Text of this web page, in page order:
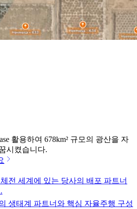
활용하여 678km² 규모의 광산을 자
시켰습니다.
전 세계에 있는 당사의 배포 파트너
생태계 파트너와 핵심 자율주행 구성